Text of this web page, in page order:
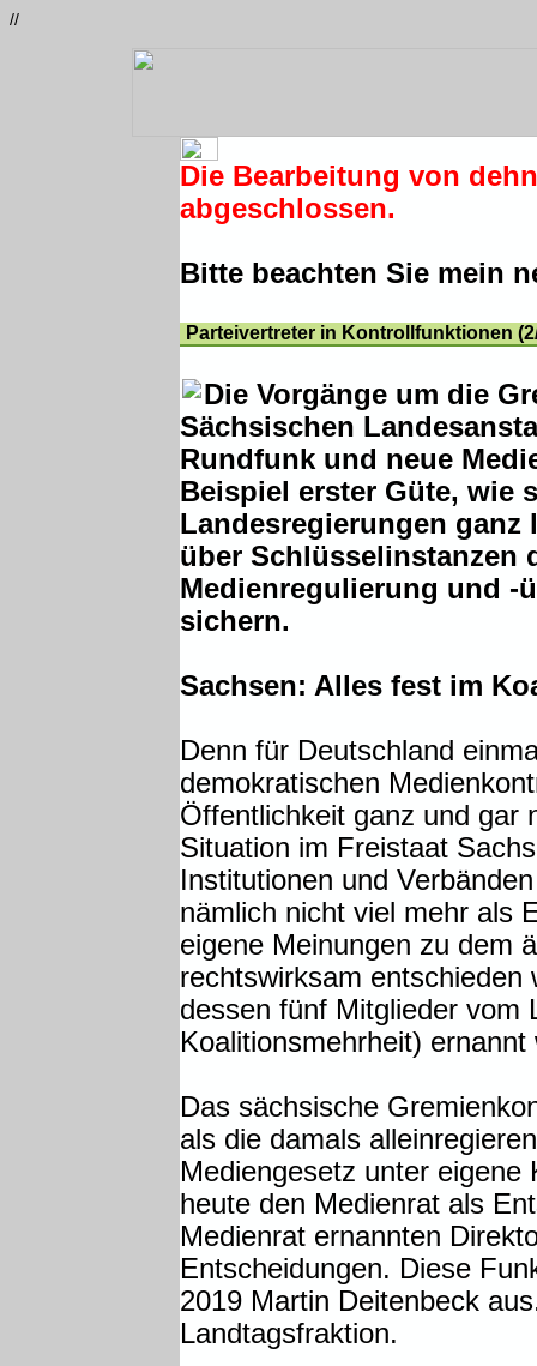
//
Die Bearbeitung von
abgeschlossen.
Bitte beachten Sie mein
Parteivertreter in Kontrollfunktionen
Die Vorgänge um die
Sächsischen
Rundfunk und neue
Beispiel erster Güte, wie
Landesregierungen ganz
über Schlüsselinstanzen
Medienregulierung und -
sichern.
Sachsen: Alles fest im
Denn für Deutschland
demokratischen
Öffentlichkeit ganz und gar
Situation im Freistaat
Institutionen und
nämlich nicht viel mehr als
eigene Meinungen zu dem
rechtswirksam
dessen fünf Mitglieder vom
Koalitionsmehrheit) ernannt
Das sächsische
als die damals
Mediengesetz unter
heute den Medienrat als
Medienrat ernannten
Entscheidungen. Diese
2019 Martin Deitenbeck
Landtagsfraktion.